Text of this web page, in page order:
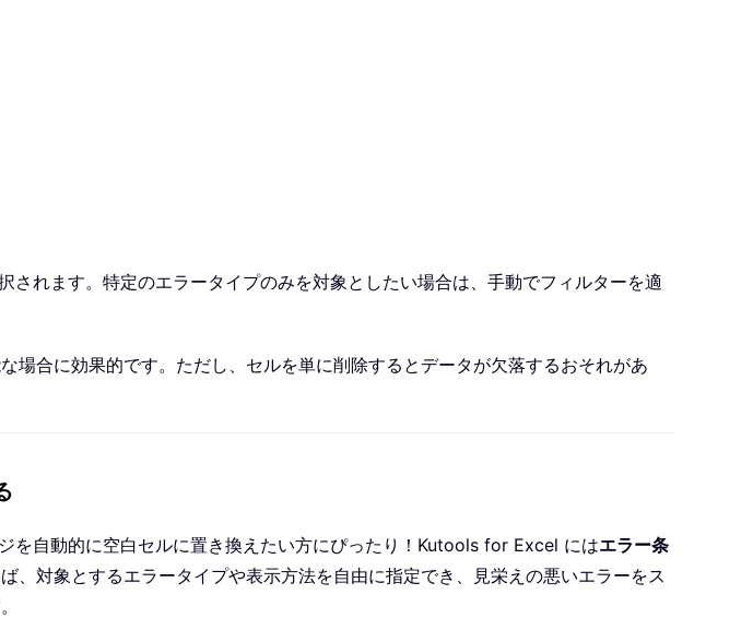
されます。特定のエラータイプのみを対象としたい場合は、手動でフィルターを適
場合に効果的です。ただし、セルを単に削除するとデータが欠落するおそれがあ
を自動的に空白セルに置き換えたい方にぴったり！Kutools for Excel にはエラー条
、対象とするエラータイプや表示方法を自由に指定でき、見栄えの悪いエラーをス